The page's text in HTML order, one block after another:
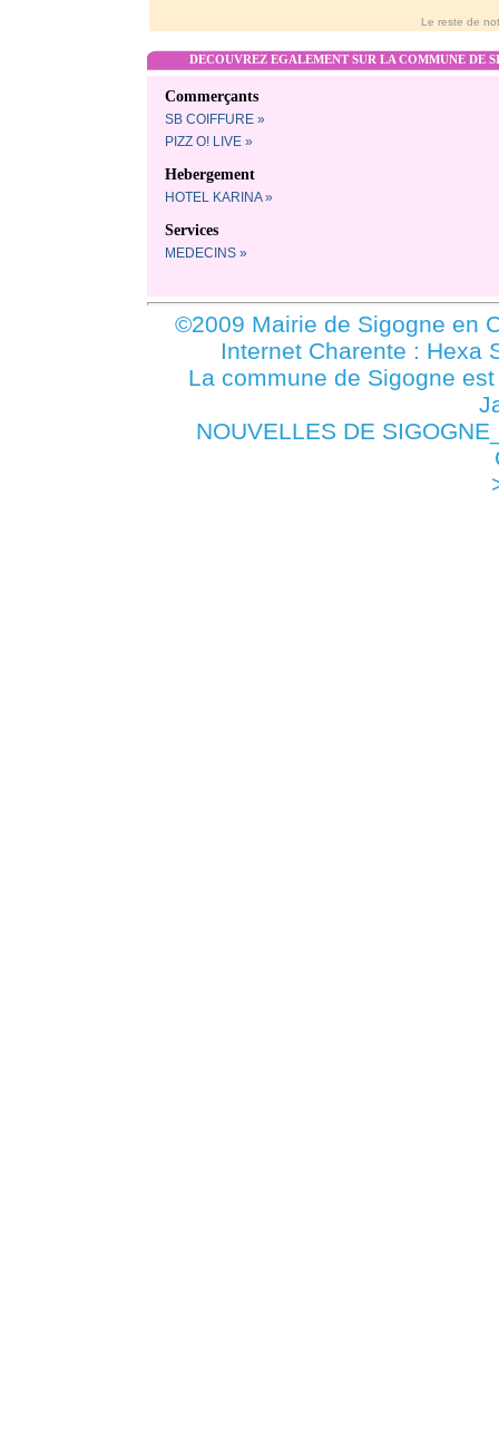
Le reste de
DECOUVREZ EGALEMENT SUR LA COMMUNE DE
Commerçants
SB COIFFURE »
PIZZ O! LIVE »
Hebergement
HOTEL KARINA »
Services
MEDECINS »
©2009 Mairie de Sigogne en
Internet Charente : Hexa
La commune de Sigogne
NOUVELLES DE